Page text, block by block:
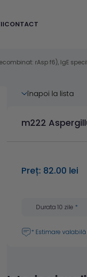
CONTACT
rAsp f6), IgE
înapoi la lista
m222
Preț: 82.00 lei
Durata 10 zile *
* Estimare